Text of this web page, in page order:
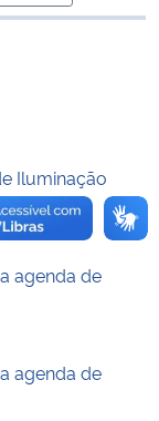
para área de
Iluminação
UFSM
agenda de
agenda de